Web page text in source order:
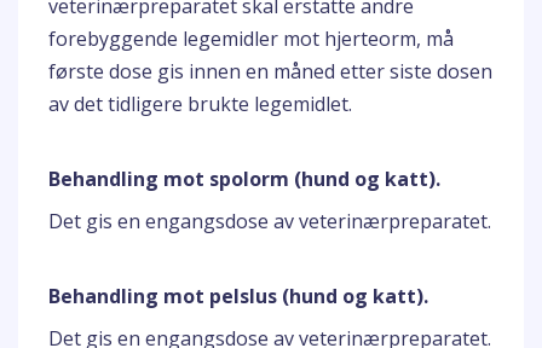
veterinærpreparatet skal erstatte andre
forebyggende legemidler mot hjerteorm, må
første dose gis innen en måned etter siste dosen
av det tidligere brukte legemidlet.
Behandling mot spolorm (hund og katt).
Det gis en engangsdose av veterinærpreparatet.
Behandling mot pelslus (hund og katt).
Det gis en engangsdose av veterinærpreparatet.